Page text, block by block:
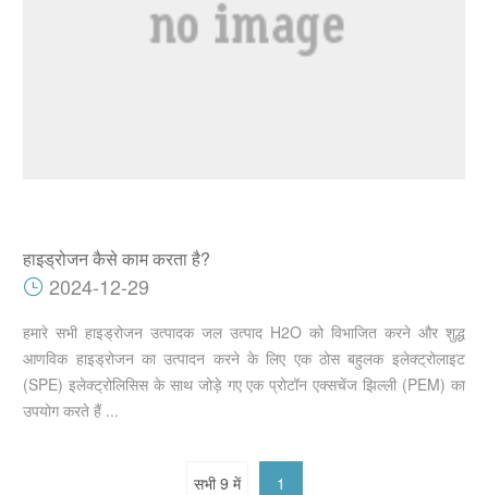
हाइड्रोजन कैसे काम करता है?
2024-12-29
हमारे सभी हाइड्रोजन उत्पादक जल उत्पाद H2O को विभाजित करने और शुद्ध
आणविक हाइड्रोजन का उत्पादन करने के लिए एक ठोस बहुलक इलेक्ट्रोलाइट
(SPE) इलेक्ट्रोलिसिस के साथ जोड़े गए एक प्रोटॉन एक्सचेंज झिल्ली (PEM) का
उपयोग करते हैं ...
सभी 9 में 1